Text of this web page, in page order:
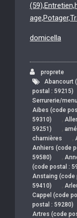
domicella
proprete
Abancourt
postal : 59215)
Serrurerie/
Aibes (code
59310)
,
59251)
,
charnières
,
Anhiers (code
59580)
,
(code postal :
Anstaing (code
59410)
,
Cappel (code
postal : 59280)
Artres (code